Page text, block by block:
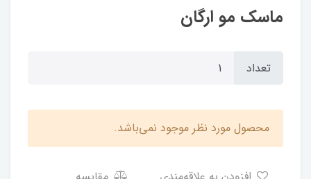
ماسک مو ارگان
تعداد
محصول مورد نظر موجود نمی‌باشد.